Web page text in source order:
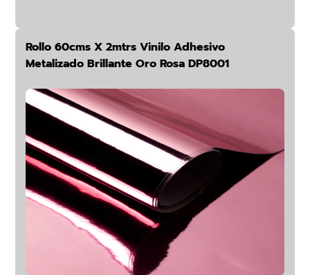
Rollo 60cms X 2mtrs Vinilo Adhesivo
Metalizado Brillante Oro Rosa DP8001